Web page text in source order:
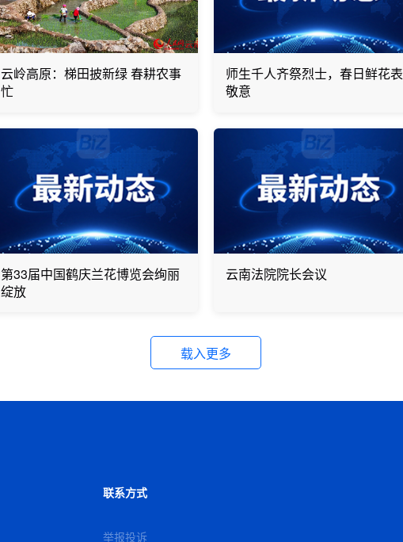
云岭高原：梯田披新绿 春耕农事
忙
师生千人齐祭烈士，春日鲜花表
敬意
第33届中国鹤庆兰花博览会绚丽
绽放
云南法院院长会议
载入更多
联系方式
举报投诉